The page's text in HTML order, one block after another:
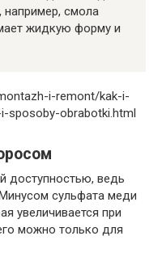
например, смола
жидкую форму и
i-remont/kak-i-
sposoby-obrabotki.html
доступностью, ведь
сульфата меди
увеличивается при
можно только для